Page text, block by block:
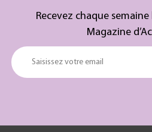
Recevez chaque
Magazine
Saisissez votre email